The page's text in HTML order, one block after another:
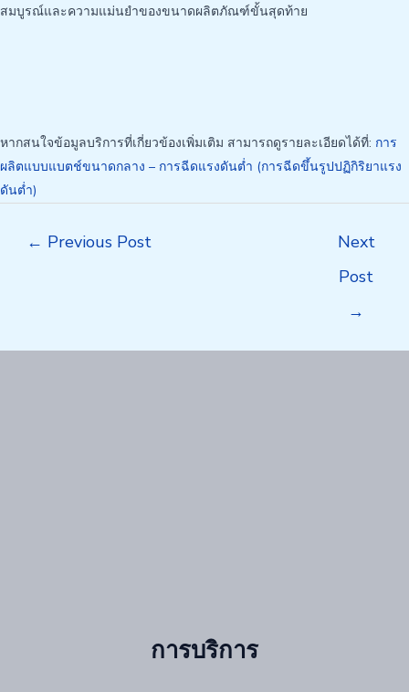
สมบูรณ์และความแม่นยำของขนาดผลิตภัณฑ์ขั้นสุดท้าย
หากสนใจข้อมูลบริการที่เกี่ยวข้องเพิ่มเติม สามารถดูรายละเอียดได้ที่: การ
ผลิตแบบแบตช์ขนาดกลาง – การฉีดแรงดันต่ำ (การฉีดขึ้นรูปปฏิกิริยาแรง
ดันต่ำ)
← Previous Post
Next
Post
→
การบริการ